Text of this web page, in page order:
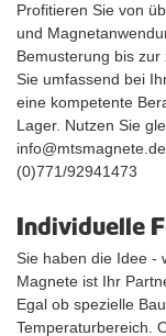
Profitieren Sie von
und
Bemusterung bis
Sie umfassend bei
eine kompetente
Lager. Nutzen Sie
(0)771/92941473
Individuelle
Sie haben die Idee -
Magnete ist Ihr
Egal ob spezielle
Temperaturbereich.